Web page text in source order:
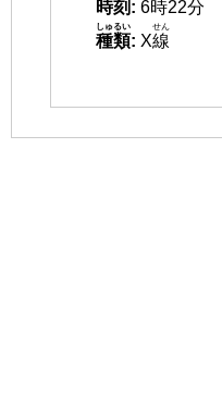
時刻 : 6時22分
種類
しゅるい
: X線
せん